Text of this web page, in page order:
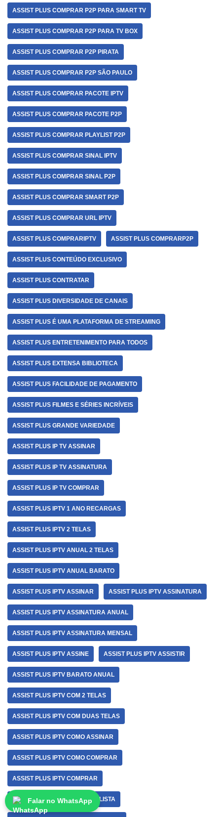
ASSIST PLUS COMPRAR P2P PARA SMART TV
ASSIST PLUS COMPRAR P2P PARA TV BOX
ASSIST PLUS COMPRAR P2P PIRATA
ASSIST PLUS COMPRAR P2P SÃO PAULO
ASSIST PLUS COMPRAR PACOTE IPTV
ASSIST PLUS COMPRAR PACOTE P2P
ASSIST PLUS COMPRAR PLAYLIST P2P
ASSIST PLUS COMPRAR SINAL IPTV
ASSIST PLUS COMPRAR SINAL P2P
ASSIST PLUS COMPRAR SMART P2P
ASSIST PLUS COMPRAR URL IPTV
ASSIST PLUS COMPRARIPTV ASSIST PLUS COMPRARP2P
ASSIST PLUS CONTEÚDO EXCLUSIVO
ASSIST PLUS CONTRATAR
ASSIST PLUS DIVERSIDADE DE CANAIS
ASSIST PLUS É UMA PLATAFORMA DE STREAMING
ASSIST PLUS ENTRETENIMENTO PARA TODOS
ASSIST PLUS EXTENSA BIBLIOTECA
ASSIST PLUS FACILIDADE DE PAGAMENTO
ASSIST PLUS FILMES E SÉRIES INCRÍVEIS
ASSIST PLUS GRANDE VARIEDADE
ASSIST PLUS IP TV ASSINAR
ASSIST PLUS IP TV ASSINATURA
ASSIST PLUS IP TV COMPRAR
ASSIST PLUS IPTV 1 ANO RECARGAS
ASSIST PLUS IPTV 2 TELAS
ASSIST PLUS IPTV ANUAL 2 TELAS
ASSIST PLUS IPTV ANUAL BARATO
ASSIST PLUS IPTV ASSINAR ASSIST PLUS IPTV ASSINATURA
ASSIST PLUS IPTV ASSINATURA ANUAL
ASSIST PLUS IPTV ASSINATURA MENSAL
ASSIST PLUS IPTV ASSINE ASSIST PLUS IPTV ASSISTIR
ASSIST PLUS IPTV BARATO ANUAL
ASSIST PLUS IPTV COM 2 TELAS
ASSIST PLUS IPTV COM DUAS TELAS
ASSIST PLUS IPTV COMO ASSINAR
ASSIST PLUS IPTV COMO COMPRAR
ASSIST PLUS IPTV COMPRAR
ASSIST PLUS IPTV COMPRAR LISTA
Falar no WhatsApp